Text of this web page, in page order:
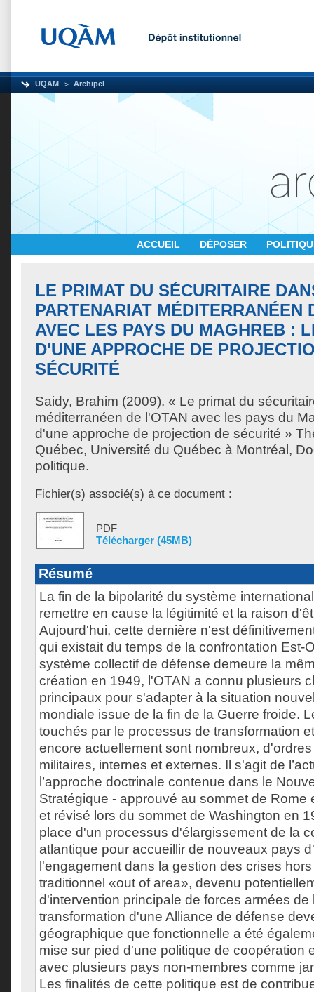
UQAM Archipel
ACCUEIL DÉPOSER
LE PRIMAT DU SÉCURITAIRE
PARTENARIAT MÉDITERRANÉEN
AVEC LES PAYS DU MAGHREB :
D'UNE APPROCHE DE
SÉCURITÉ
Saidy, Brahim (2009). « Le primat du
méditerranéen de l'OTAN avec les pays du
d'une approche de projection de sécurité »
Québec, Université du Québec à Montréal,
politique.
Fichier(s) associé(s) à ce document :
PDF
Télécharger (45MB)
Résumé
La fin de la bipolarité du système
remettre en cause la légitimité et la raison
Aujourd'hui, cette dernière n'est
qui existait du temps de la confrontation Est-
système collectif de défense demeure la
création en 1949, l'OTAN a connu plusieurs
principaux pour s'adapter à la situation
mondiale issue de la fin de la Guerre froide.
touchés par le processus de transformation
encore actuellement sont nombreux,
militaires, internes et externes. Il s'agit de
l’approche doctrinale contenue dans le
Stratégique - approuvé au sommet de Rome
et révisé lors du sommet de Washington en
place d'un processus d'élargissement de la
atlantique pour accueillir de nouveaux pays
l'engagement dans la gestion des crises
traditionnel «out of area», devenu
d'intervention principale de forces armées de
transformation d'une Alliance de défense
géographique que fonctionnelle a été
mise sur pied d'une politique de coopération
avec plusieurs pays non-membres comme
Les finalités de cette politique est de